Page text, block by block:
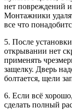
нет повреждений
Монтажники
все что
5. После
открывании нет
применять
защелку. Дверь
болтается, щели
6. Если всё
сделать полный